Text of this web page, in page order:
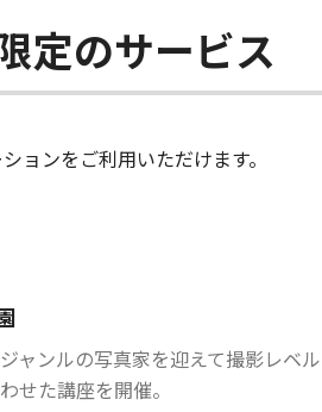
定のサービス
ョンをご利用いただけます。
ャンルの写真家を迎えて撮影レベル
せた講座を開催。